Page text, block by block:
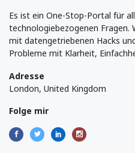
Es ist ein One-Stop-Portal für
technologiebezogenen Fragen.
mit datengetriebenen Hacks
Probleme mit Klarheit,
Adresse
London, United Kingdom
Folge mir